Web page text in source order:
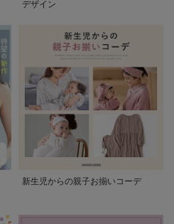
デザイン
新生児からの親子お揃いコーデ